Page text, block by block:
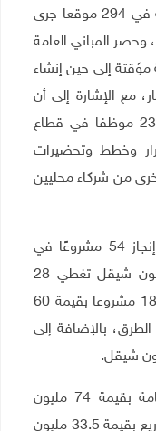
يقل عن 350,000 وحدة سكنية مؤقتة في 294 موقعا جرى
إجمالية 14,659 دونمًا، وحصر المباني العامة
مؤقتة إلى حين إنشاء
مع الإشارة إلى أن
لدى وزارة الأشغال العامة والإسكان 238 موظفا في قطاع
وخطط وتحضيرات
من شركاء محليين
وعلى صعيد الضفة الغربية، فقد تم إنجاز 54 مشروعًا في
قطاع الطرق خلال عام بقيمة 66 مليون شيقل تغطي 28
كيلومترا، فيما يجري العمل على تنفيذ 18 مشروعا بقيمة 60
كيلومتر من الطرق، بالإضافة إلى
كما تم إنجاز 17 مشروعا للمباني العامة بقيمة 74 مليون
شيقل، ويجري العمل على تنفيذ 8 مشاريع بقيمة 33.5 مليون